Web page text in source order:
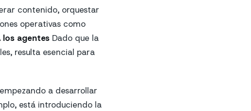
contenido, orquestar
operativas como
los agentes Dado que la
resulta esencial para
a desarrollar
está introduciendo la